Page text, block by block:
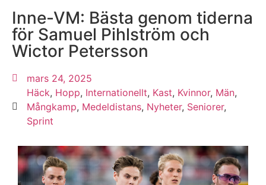
Inne-VM: Bästa genom tiderna
för Samuel Pihlström och
Wictor Petersson
mars 24, 2025
Häck, Hopp, Internationellt, Kast, Kvinnor, Män,
Mångkamp, Medeldistans, Nyheter, Seniorer,
Sprint